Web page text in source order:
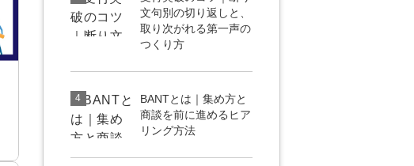
文句別の切り返しと、
取り次がれる第一声の
つくり方
4
BANTとは｜集め方と
商談を前に進めるヒア
リング方法